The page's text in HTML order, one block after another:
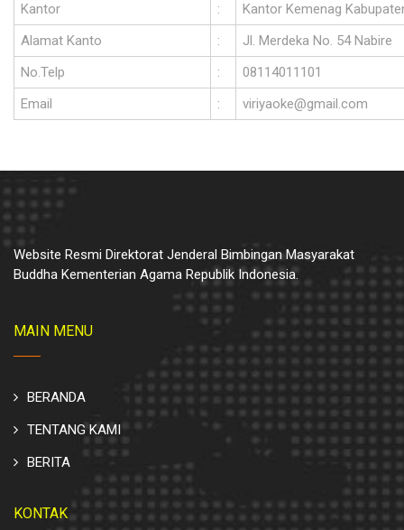
Kantor
:
Kantor Kemenag
Alamat Kanto
:
Jl. Merdeka No. 54 Nabire
No.Telp
:
08114011101
Email
: viriyaoke@gmail.com
Website Resmi Direktorat Jenderal Bimbingan Masyarakat
Buddha Kementerian Agama Republik Indonesia.
MAIN MENU
BERANDA
TENTANG KAMI
BERITA
KONTAK